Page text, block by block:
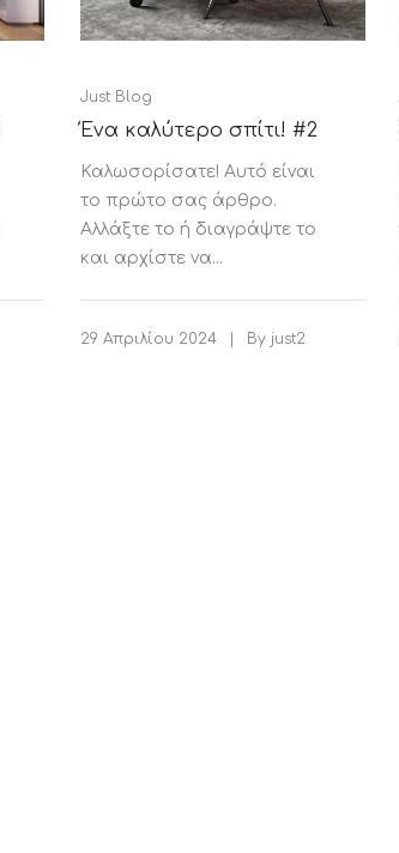
ECONOMY
Just Blog
Ένα καλύτερο σπίτι! #2
Καλωσορίσατε! Αυτό είναι
το πρώτο σας άρθρο.
Αλλάξτε το ή διαγράψτε το
και αρχίστε να...
29 Απριλίου 2024 By just2